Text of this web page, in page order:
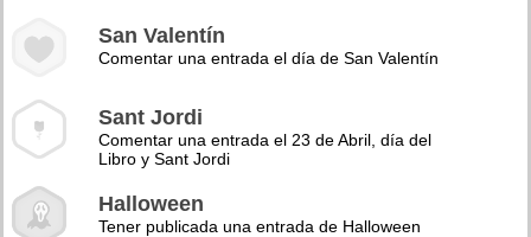
San Valentín
Comentar una entrada el día de San Valentín
Sant Jordi
Comentar una entrada el 23 de Abril, día del
Libro y Sant Jordi
Halloween
Tener publicada una entrada de Halloween